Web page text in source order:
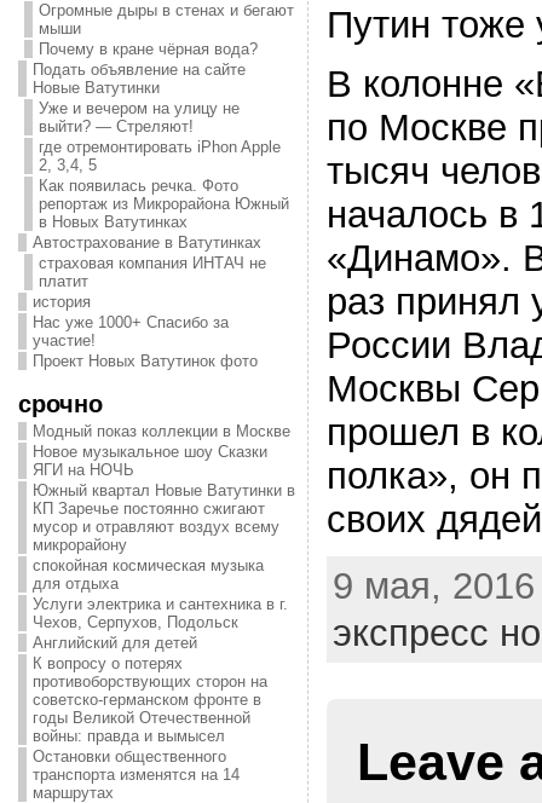
Огромные дыры в стенах и бегают
мыши
Почему в кране чёрная вода?
Подать объявление на сайте
Новые Ватутинки
Уже и вечером на улицу не
выйти? — Стреляют!
где отремонтировать iPhon Apple
2, 3,4, 5
Как появилась речка. Фото
репортаж из Микрорайона Южный
в Новых Ватутинках
Автострахование в Ватутинках
страховая компания ИНТАЧ не
платит
история
Нас уже 1000+ Спасибо за
участие!
Проект Новых Ватутинок фото
срочно
Модный показ коллекции в Москве
Новое музыкальное шоу Сказки
ЯГИ на НОЧЬ
Южный квартал Новые Ватутинки в
КП Заречье постоянно сжигают
мусор и отравляют воздух всему
микрорайону
спокойная космическая музыка
для отдыха
Услуги электрика и сантехника в г.
Чехов, Серпухов, Подольск
Английский для детей
К вопросу о потерях
противоборствующих сторон на
советско-германском фронте в
годы Великой Отечественной
войны: правда и вымысел
Остановки общественного
транспорта изменятся на 14
маршрутах
Путин тоже
В колонне
по Москве
тысяч
началось в
«Динамо».
раз принял
России
Москвы
прошел в
полка», он
своих
9 мая,
экспресс
Leave